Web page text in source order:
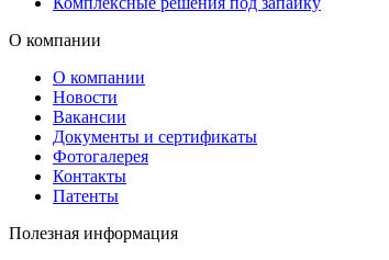
О компании
О компании
Новости
Вакансии
Документы и сертификаты
Фотогалерея
Контакты
Патенты
Полезная информация